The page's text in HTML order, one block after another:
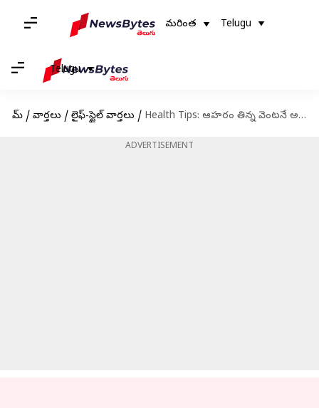
మరింత Telugu
Telugu
హోమ్ / వార్తలు / లైఫ్-స్టైల్ వార్తలు / Health Tips: ఆహరం తిన్న వెంటనే అసౌకర్యంగా ఉందా? ఈ తప్పులు చెయ్యొద్దు!
ADVERTISEMENT